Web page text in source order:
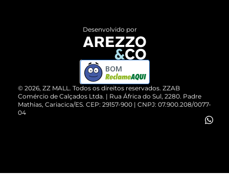
ZZ MALL é confiável
Cartão Presente
Vendas Corporativas
Devolução do Produto
Compre pelo WhatsApp
© 2026, ZZ MALL. Todos os direitos reservados. ZZAB
Comércio de Calçados Ltda. | Rua África do Sul, 2280. Padre
Mathias, Cariacica/ES. CEP: 29157-900 | CNPJ: 07.900.208/0077-
04
Desenvolvido por
BOM